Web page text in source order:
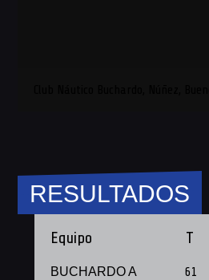
RESULTADOS
Equipo T
BUCHARDO A 61